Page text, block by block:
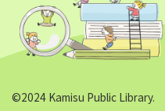
©2024 Kamisu Public Library.